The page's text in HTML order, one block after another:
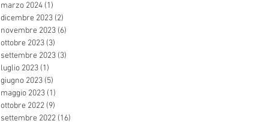
marzo 2024 (1)
dicembre 2023 (2)
novembre 2023 (6)
ottobre 2023 (3)
settembre 2023 (3)
luglio 2023 (1)
giugno 2023 (5)
maggio 2023 (1)
ottobre 2022 (9)
settembre 2022 (16)